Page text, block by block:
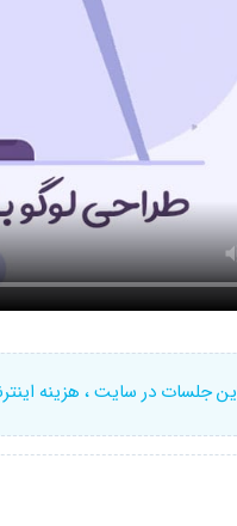
جلسات در سایت ، هزینه